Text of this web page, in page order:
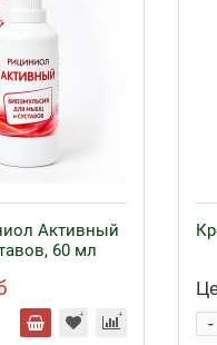
Активный
60 мл
-